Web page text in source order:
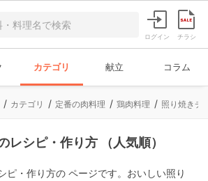
ログイン チラシ
カテゴリ 献立 コラム
カテゴリ 定番の肉料理 鶏肉料理 照り焼きチ
レシピ・作り方 （人気順）
ピ・作り方の ページです。おいしい照り